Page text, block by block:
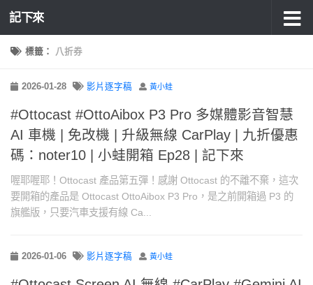
記下來
標籤： 八折券
2026-01-28 影片逐字稿 黃小蛙
#Ottocast #OttoAibox P3 Pro 多媒體影音智慧
AI 車機 | 免改機 | 升級無線 CarPlay | 九折優惠
碼：noter10 | 小蛙開箱 Ep28 | 記下來
喔耶喔耶！Ottocast 產品第五彈！感謝 Ottocast 的不離不棄，這次
要開箱的產品是 Ottocast OttoAibox P3 Pro，是之前開箱過 P3 的
旗艦版，只要汽車支援有線 Ca...
2026-01-06 影片逐字稿 黃小蛙